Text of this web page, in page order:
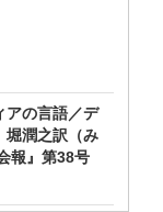
アの言語／デ
堀潤之訳（み
報』第38号